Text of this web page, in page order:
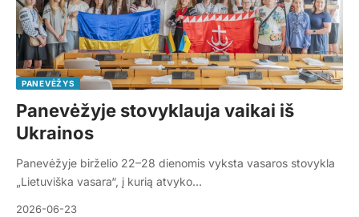
PANEVĖŽYS
Panevėžyje stovyklauja vaikai iš
Ukrainos
Panevėžyje birželio 22–28 dienomis vyksta vasaros stovykla
„Lietuviška vasara“, į kurią atvyko…
2026-06-23